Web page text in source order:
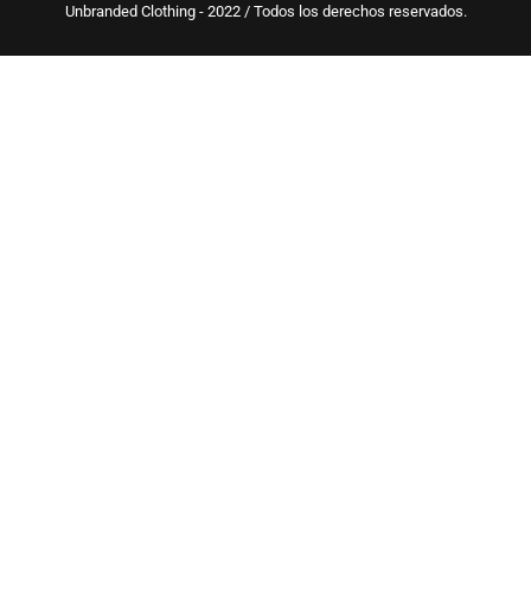
Unbranded Clothing - 2022 / Todos los derechos reservados.